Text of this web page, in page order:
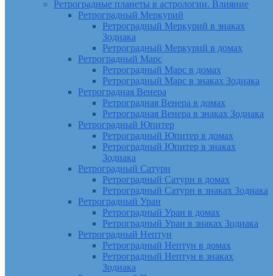
Ретроградные планеты в астрологии. Влияние
Ретроградный Меркурий
Ретроградный Меркурий в знаках
Зодиака
Ретроградный Меркурий в домах
Ретроградный Марс
Ретроградный Марс в домах
Ретроградный Марс в знаках Зодиака
Ретроградная Венера
Ретроградная Венера в домах
Ретроградная Венера в знаках Зодиака
Ретроградный Юпитер
Ретроградный Юпитер в домах
Ретроградный Юпитер в знаках
Зодиака
Ретроградный Сатурн
Ретроградный Сатурн в домах
Ретроградный Сатурн в знаках Зодиака
Ретроградный Уран
Ретроградный Уран в домах
Ретроградный Уран в знаках Зодиака
Ретроградный Нептун
Ретроградный Нептун в домах
Ретроградный Нептун в знаках
Зодиака